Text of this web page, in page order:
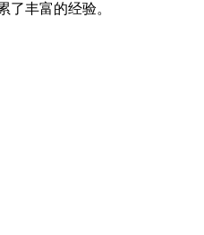
了丰富的经验。